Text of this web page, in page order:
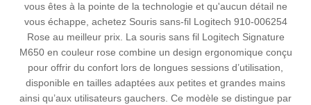
vous êtes à la pointe de la technologie et qu'aucun détail ne
vous échappe, achetez Souris sans-fil Logitech 910-006254
Rose au meilleur prix. La souris sans fil Logitech Signature
M650 en couleur rose combine un design ergonomique conçu
pour offrir du confort lors de longues sessions d’utilisation,
disponible en tailles adaptées aux petites et grandes mains
ainsi qu’aux utilisateurs gauchers. Ce modèle se distingue par